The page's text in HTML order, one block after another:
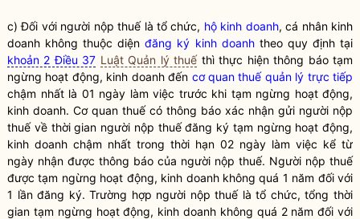
c) Đối với người nộp thuế là tổ chức, hộ kinh doanh, cá nhân kinh
doanh không thuộc diệnđăng ký kinh doanhtheo quy định tại
khoản 2 Điều 37 Luật Quản lý thuếthì thực hiện thông báo tạm
ngừng hoạt động, kinh doanh đến cơ quan thuế quản lý trực tiếp
chậm nhất là 01 ngày làm việc trước khi tạm ngừng hoạt động,
kinh doanh. Cơ quan thuế có thông báo xác nhận gửi người nộp
thuế về thời gian người nộp thuế đăng ký tạm ngừng hoạt động,
kinh doanh chậm nhất trong thời hạn 02 ngày làm việc kể từ
ngày nhận được thông báo của người nộp thuế. Người nộp thuế
được tạm ngừng hoạt động, kinh doanh không quá 1 năm đối với
1 lần đăng ký. Trường hợp người nộp thuế là tổ chức, tổng thời
gian tạm ngừng hoạt động, kinh doanh không quá 2 năm đối với